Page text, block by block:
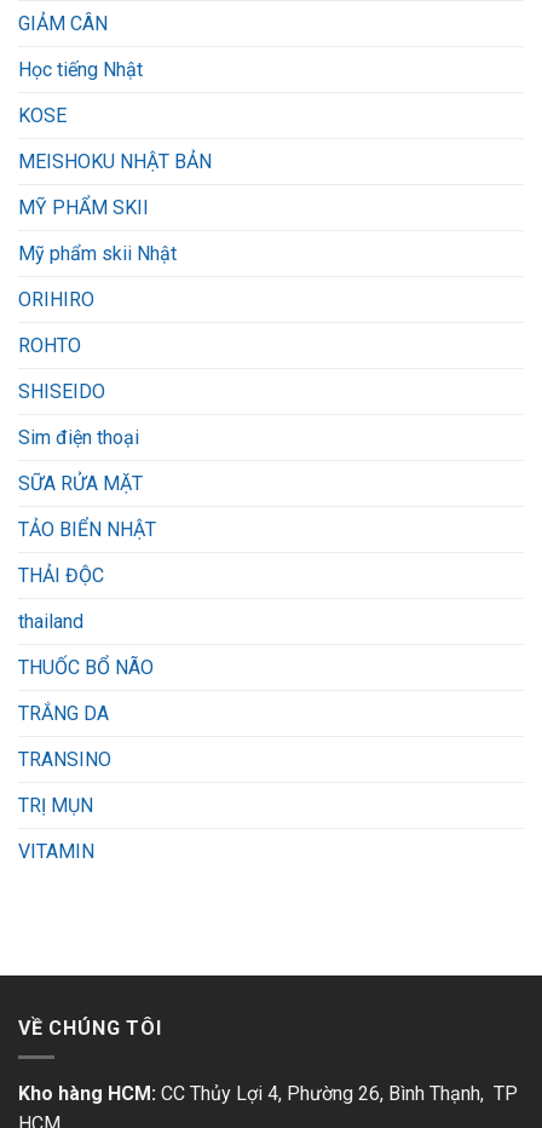
GIẢM CÂN
Học tiếng Nhật
KOSE
MEISHOKU NHẬT BẢN
MỸ PHẨM SKII
Mỹ phẩm skii Nhật
ORIHIRO
ROHTO
SHISEIDO
Sim điện thoại
SỮA RỬA MẶT
TẢO BIỂN NHẬT
THẢI ĐỘC
thailand
THUỐC BỔ NÃO
TRẮNG DA
TRANSINO
TRỊ MỤN
VITAMIN
VỀ CHÚNG TÔI
Kho hàng HCM: CC Thủy Lợi 4, Phường 26, Bình Thạnh, TP